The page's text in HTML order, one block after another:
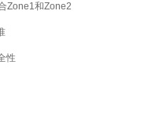
Zone1和Zone2
性